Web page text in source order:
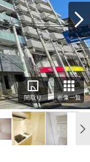
間取り 画像一覧